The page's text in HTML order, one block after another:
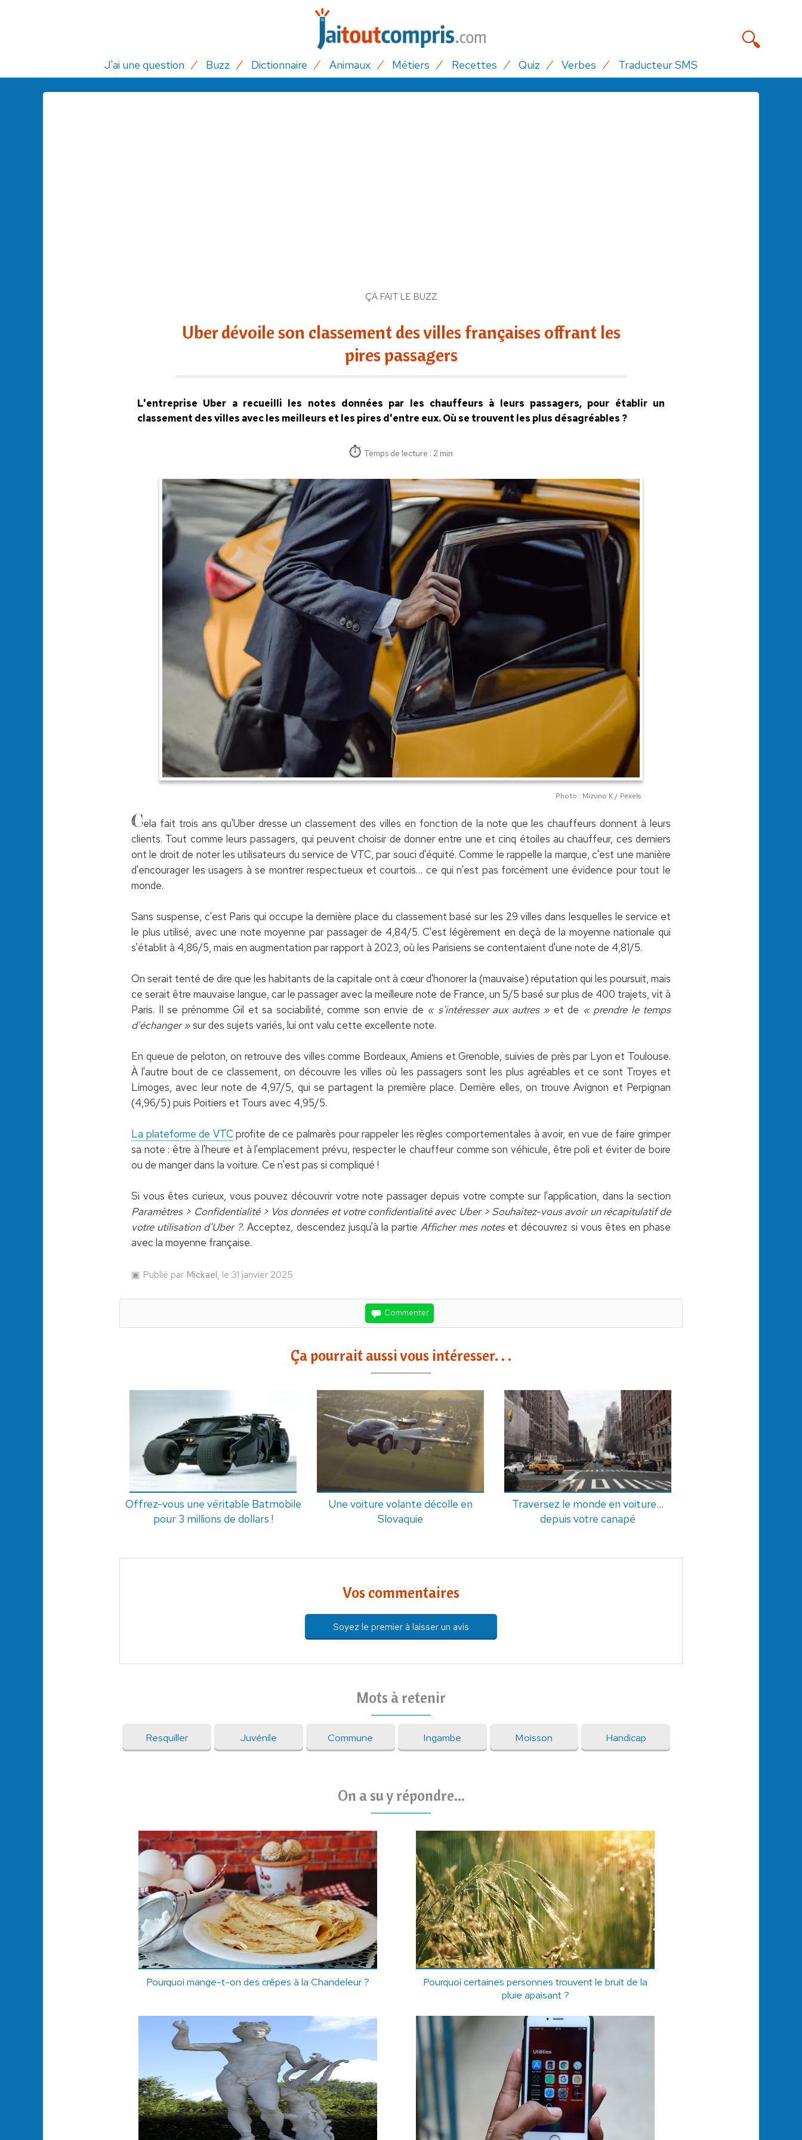
J'ai une question Buzz Dictionnaire Animaux Métiers Recettes Quiz Verbes Traducteur SMS
ÇA FAIT LE BUZZ
Uber dévoile son classement des villes françaises offrant les
pires passagers
L'entreprise Uber a recueilli les notes données par les chauffeurs à leurs passagers, pour établir un
classement des villes avec les meilleurs et les pires d'entre eux. Où se trouvent les plus désagréables ?
Temps de lecture : 2 min
Photo : Mizuno K / Pexels
Cela fait trois ans qu'Uber dresse un classement des villes en fonction de la note que les chauffeurs donnent à leurs
clients. Tout comme leurs passagers, qui peuvent choisir de donner entre une et cinq étoiles au chauffeur, ces derniers
ont le droit de noter les utilisateurs du service de VTC, par souci d'équité. Comme le rappelle la marque, c'est une manière
d'encourager les usagers à se montrer respectueux et courtois… ce qui n'est pas forcément une évidence pour tout le
monde.
Sans suspense, c'est Paris qui occupe la dernière place du classement basé sur les 29 villes dans lesquelles le service et
le plus utilisé, avec une note moyenne par passager de 4,84/5. C'est légèrement en deçà de la moyenne nationale qui
s'établit à 4,86/5, mais en augmentation par rapport à 2023, où les Parisiens se contentaient d'une note de 4,81/5.
On serait tenté de dire que les habitants de la capitale ont à cœur d'honorer la (mauvaise) réputation qui les poursuit, mais
ce serait être mauvaise langue, car le passager avec la meilleure note de France, un 5/5 basé sur plus de 400 trajets, vit à
Paris. Il se prénomme Gil et sa sociabilité, comme son envie de « s'intéresser aux autres » et de « prendre le temps
d'échanger »sur des sujets variés, lui ont valu cette excellente note.
En queue de peloton, on retrouve des villes comme Bordeaux, Amiens et Grenoble, suivies de près par Lyon et Toulouse.
À l'autre bout de ce classement, on découvre les villes où les passagers sont les plus agréables et ce sont Troyes et
Limoges, avec leur note de 4,97/5, qui se partagent la première place. Derrière elles, on trouve Avignon et Perpignan
(4,96/5) puis Poitiers et Tours avec 4,95/5.
La plateforme de VTC profite de ce palmarès pour rappeler les règles comportementales à avoir, en vue de faire grimper
sa note : être à l'heure et à l'emplacement prévu, respecter le chauffeur comme son véhicule, être poli et éviter de boire
ou de manger dans la voiture. Ce n'est pas si compliqué !
Si vous êtes curieux, vous pouvez découvrir votre note passager depuis votre compte sur l'application, dans la section
Paramètres > Confidentialité > Vos données et votre confidentialité avec Uber > Souhaitez-vous avoir un récapitulatif de
votre utilisation d'Uber ?. Acceptez, descendez jusqu'à la partieAfficher mes noteset découvrez si vous êtes en phase
avec la moyenne française.
Publié par Mickael, le 31 janvier 2025
Commenter
Ça pourrait aussi vous intéresser. . .
Offrez-vous une véritable Batmobile
pour 3 millions de dollars !
Une voiture volante décolle en
Slovaquie
Traversez le monde en voiture...
depuis votre canapé
Vos commentaires
Soyez le premier à laisser un avis
Mots à retenir
Resquiller Juvénile Commune Ingambe Moisson Handicap
On a su y répondre...
Pourquoi mange-t-on des crêpes à la Chandeleur ?
Pourquoi certaines personnes trouvent le bruit de la
pluie apaisant ?